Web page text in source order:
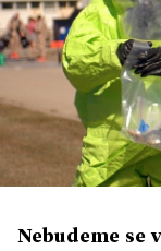
Nebudeme se